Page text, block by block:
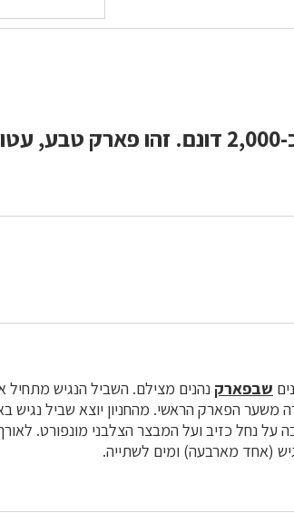
פארק גורן משתרע על פני כ-2,000 דונם. זהו
שבפארק נהנים מצילם. השביל הנגיש מתחיל
על נחל כזיב ועל המבצר הצלבני מונפורט.
(אחד מארבעה) ומים לשתייה.